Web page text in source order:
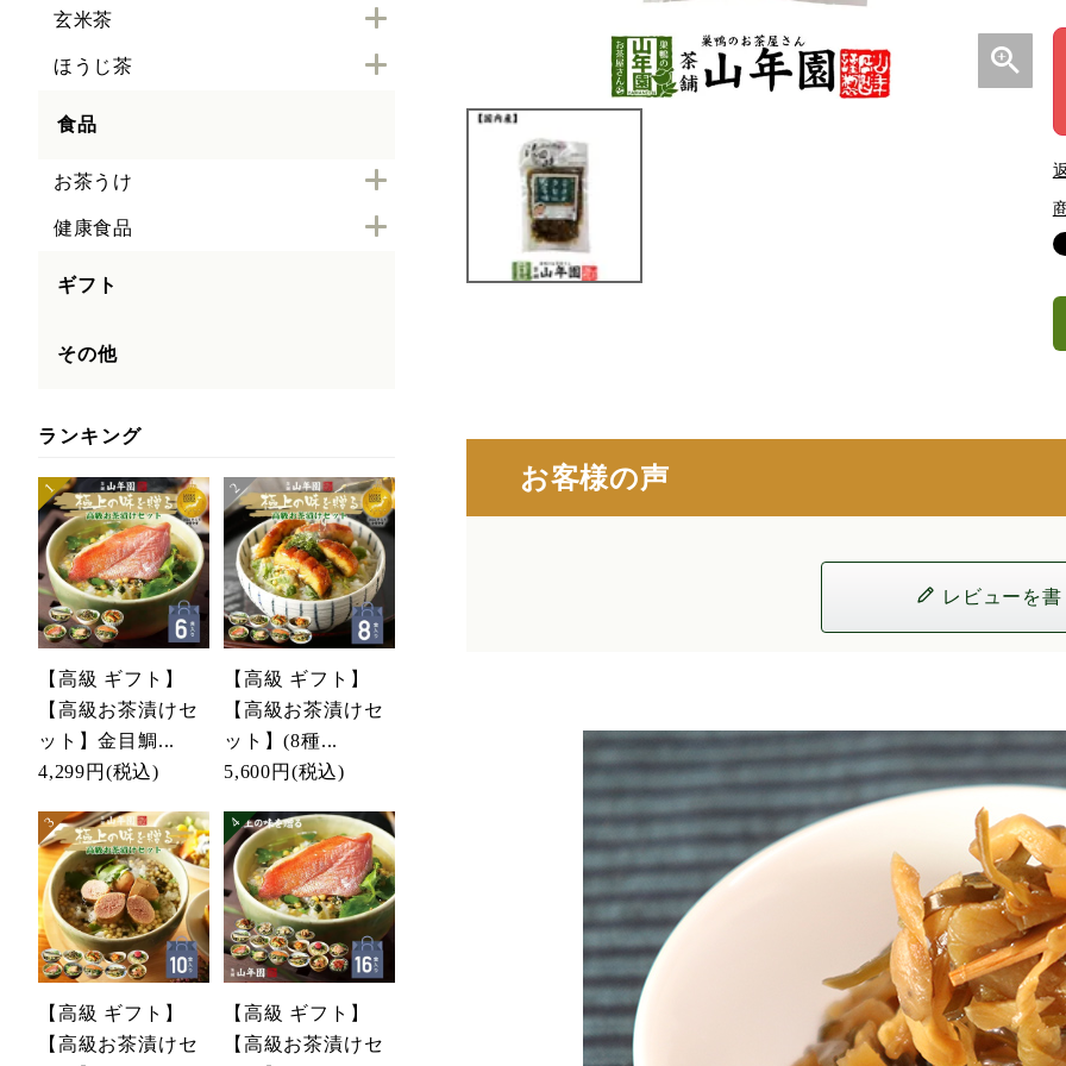
玄米茶
ほうじ茶
食品
お茶うけ
健康食品
ギフト
その他
ランキング
【高級 ギフト】
【高級お茶漬けセ
ット】金目鯛...
4,299円 (税込)
【高級 ギフト】
【高級お茶漬けセ
ット】(8種...
5,600円 (税込)
【高級 ギフト】
【高級お茶漬けセ
【高級 ギフト】
【高級お茶漬けセ
お客様の声
レビューを書